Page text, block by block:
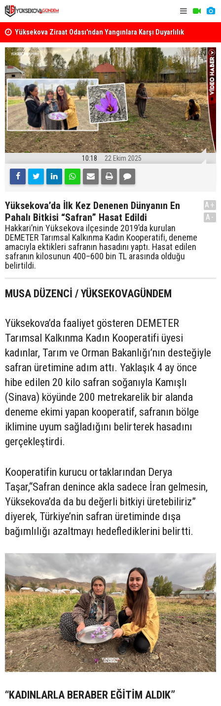
Yüksekova Ziraat Odası'ndan Yangınlara Karşı Duyarlılık
Çağrısı
10:18 22 Ekim 2025
Yüksekova’da İlk Kez Denenen Dünyanın En
Pahalı Bitkisi “Safran” Hasat Edildi
Hakkari’nin Yüksekova ilçesinde 2019’da kurulan
DEMETER Tarımsal Kalkınma Kadın Kooperatifi, deneme
amacıyla ektikleri safranın hasadını yaptı. Hasat edilen
safranın kilosunun 400–600 bin TL arasında olduğu
belirtildi.
A+
A-
MUSA DÜZENCİ / YÜKSEKOVAGÜNDEM
Yüksekova’da faaliyet gösteren DEMETER
Tarımsal Kalkınma Kadın Kooperatifi üyesi
kadınlar, Tarım ve Orman Bakanlığı’nın desteğiyle
safran üretimine adım attı. Yaklaşık 4 ay önce
hibe edilen 20 kilo safran soğanıyla Kamışlı
(Sinava) köyünde 200 metrekarelik bir alanda
deneme ekimi yapan kooperatif, safranın bölge
iklimine uyum sağladığını belirterek hasadını
gerçekleştirdi.
Kooperatifin kurucu ortaklarından Derya
Taşar,“Safran denince akla sadece İran gelmesin,
Yüksekova’da da bu değerli bitkiyi üretebiliriz”
diyerek, Türkiye’nin safran üretiminde dışa
bağımlılığı azaltmayı hedeflediklerini belirtti.
“KADINLARLA BERABER EĞİTİM ALDIK”